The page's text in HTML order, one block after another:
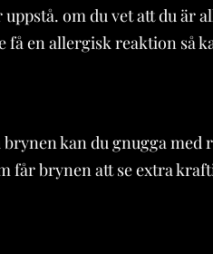
om du vet att du är
en allergisk reaktion så
kan du gnugga med
får brynen att se extra